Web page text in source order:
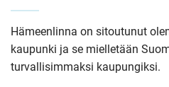
Hämeenlinna on sitoutunut
kaupunki ja se mielletään
turvallisimmaksi kaupungiksi.